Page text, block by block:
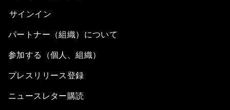
サインイン
パートナー（組織）について
参加する（個人、組織）
プレスリリース登録
ニュースレター購読